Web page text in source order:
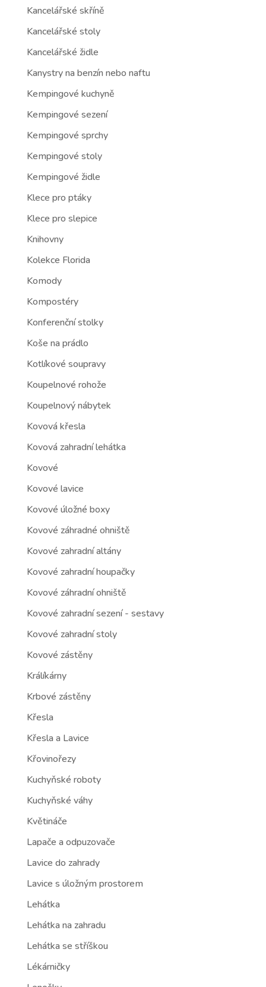
Kancelářské skříně
Kancelářské stoly
Kancelářské židle
Kanystry na benzín nebo naftu
Kempingové kuchyně
Kempingové sezení
Kempingové sprchy
Kempingové stoly
Kempingové židle
Klece pro ptáky
Klece pro slepice
Knihovny
Kolekce Florida
Komody
Kompostéry
Konferenční stolky
Koše na prádlo
Kotlíkové soupravy
Koupelnové rohože
Koupelnový nábytek
Kovová křesla
Kovová zahradní lehátka
Kovové
Kovové lavice
Kovové úložné boxy
Kovové záhradné ohniště
Kovové zahradní altány
Kovové zahradní houpačky
Kovové záhradní ohniště
Kovové zahradní sezení - sestavy
Kovové zahradní stoly
Kovové zástěny
Králíkárny
Krbové zástěny
Křesla
Křesla a Lavice
Křovinořezy
Kuchyňské roboty
Kuchyňské váhy
Květináče
Lapače a odpuzovače
Lavice do zahrady
Lavice s úložným prostorem
Lehátka
Lehátka na zahradu
Lehátka se stříškou
Lékárničky